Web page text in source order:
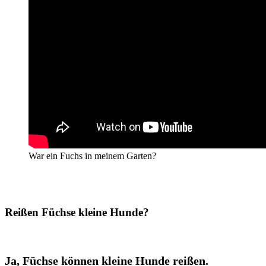
War ein Fuchs in meinem Garten?
Reißen Füchse kleine Hunde?
Ja, Füchse können kleine Hunde reißen.